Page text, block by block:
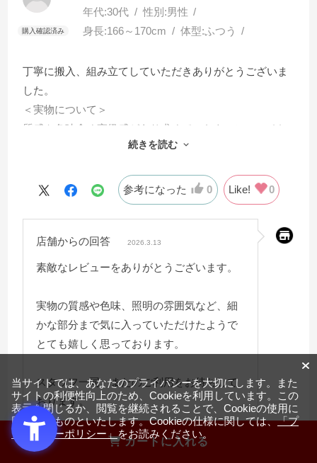
カートに入れる
年代:30代 性別:男性
身長:166～170cm 体型:ふつう
丁寧に搬入、組み立てしていただきありがとうございま
した。
＜実物について＞
質感や色味含め高級感があり求めていたものにマッチし
照明もまぶしくなく、画像だとわかりづらいですが縦に
入ったルーバーがとても上品です。
私が購入したのはオーク色ですが、白に近くなく黄色み
もつよくない明るい色です。
を確かめてみるのをおすすめいたします。
＜使用感について＞
問題なく使用しております。
＜総合＞
とても満足しております。価格と質のバランスが取れて
いると思います。
続きを読む
参考になった 0 Like! 0
店舗からの回答 2026.3.13
素敵なレビューをありがとうございます。
実物の質感や色味、照明の雰囲気など、細
かな部分まで気に入っていただけたようで
とても嬉しく思っております。
スタッフ一同、またのご利用をお待ちして
おります。
当サイトでは、あなたのプライバシーを大切にします。また
サイトの利便性向上のため、Cookieを利用しています。この
表示を閉じるか、閲覧を継続されることで、Cookieの使用に
同意するものといたします。Cookieの仕様に関しては、「プ
ライバシーポリシー」をお読みください。